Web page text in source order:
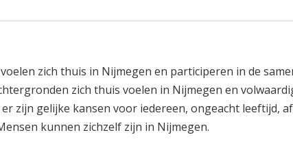
zich thuis in Nijmegen en participeren in de
zich thuis voelen in Nijmegen en
zijn gelijke kansen voor iedereen, ongeacht leeftijd,
kunnen zichzelf zijn in Nijmegen.